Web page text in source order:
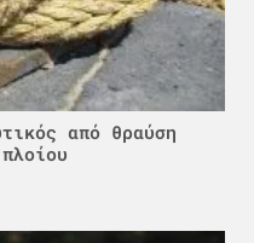
από θραύση